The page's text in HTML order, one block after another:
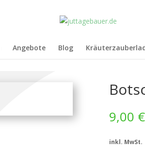
Angebote Blog
9,00 €
inkl. MwSt.